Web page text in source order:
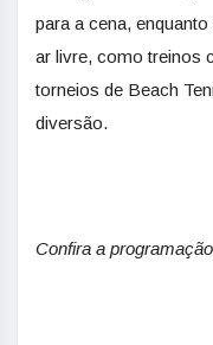
para a cena,
ar livre, como treinos
torneios de Beach
diversão.
Confira a